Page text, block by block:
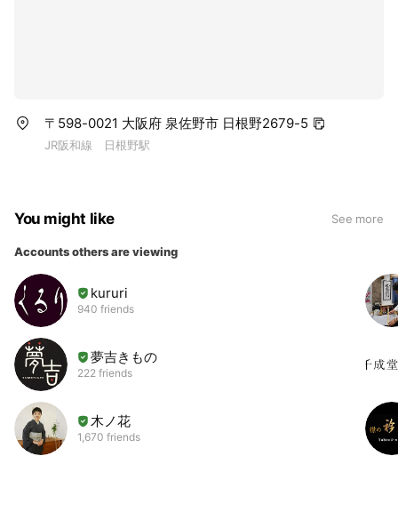
〒598-0021 大阪府 泉佐野市 日根野2679-5
JR阪和線 日根野駅
You might like See more
Accounts others are viewing
kururi
940 friends
夢吉きもの
222 friends
木ノ花
1,670 friends